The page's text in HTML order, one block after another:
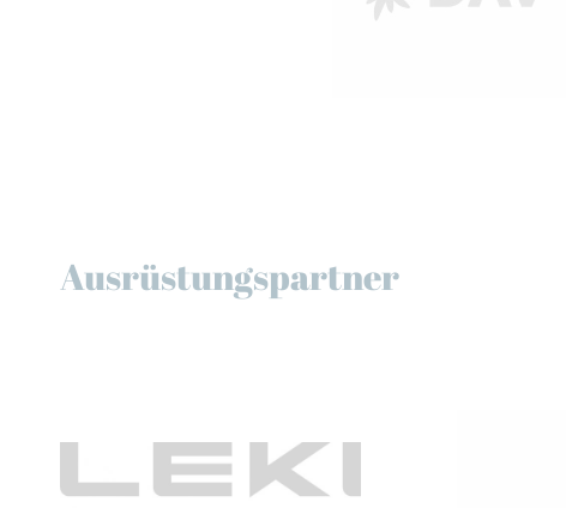
Ausrüstungspartner